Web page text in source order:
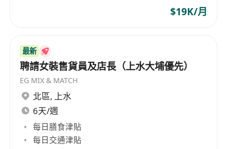
$19K/月
最新
聘請女裝售貨員及店長（上水大埔優先）
EG MIX & MATCH
北區, 上水
6天/週
每日膳食津貼
每日交通津貼